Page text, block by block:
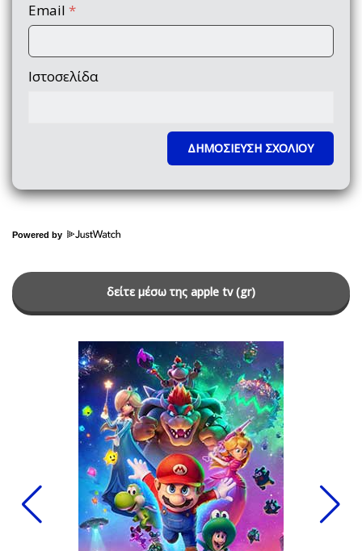
Email *
Ιστοσελίδα
Powered by
δείτε μέσω της apple tv (gr)